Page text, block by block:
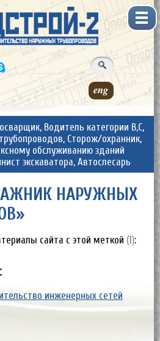
eng
Водитель категории В,С,
Сторож/охранник,
обслуживанию зданий
экскаватора, Автослесарь
НАРУЖНЫХ
сайта с этой меткой (1):
инженерных сетей